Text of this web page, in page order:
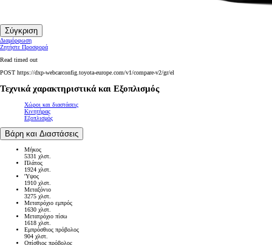
Σύγκριση
Διαμόρφωση
Ζητήστε Προσφορά
Read timed out
POST https://dxp-webcarconfig.toyota-europe.com/v1/compare-v2/gr/el
Τεχνικά χαρακτηριστικά και Εξοπλισμός
Χώροι και διαστάσεις
Κινητήρας
Εξοπλισμός
Βάρη και Διαστάσεις
Μήκος
5331 χλστ.
Πλάτος
1924 χλστ.
'Υψος
1910 χλστ.
Μεταξόνιο
3275 χλστ.
Μετατρόχιο εμπρός
1630 χλστ.
Μετατρόχιο πίσω
1618 χλστ.
Εμπρόσθιος πρόβολος
904 χλστ.
Οπίσθιος πρόβολος